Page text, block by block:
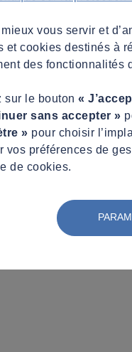
!
vous servir et
et cookies destinés à
des fonctionnalités
sur le bouton «
sans accepter »
» pour choisir
vos préférences de
de cookies.